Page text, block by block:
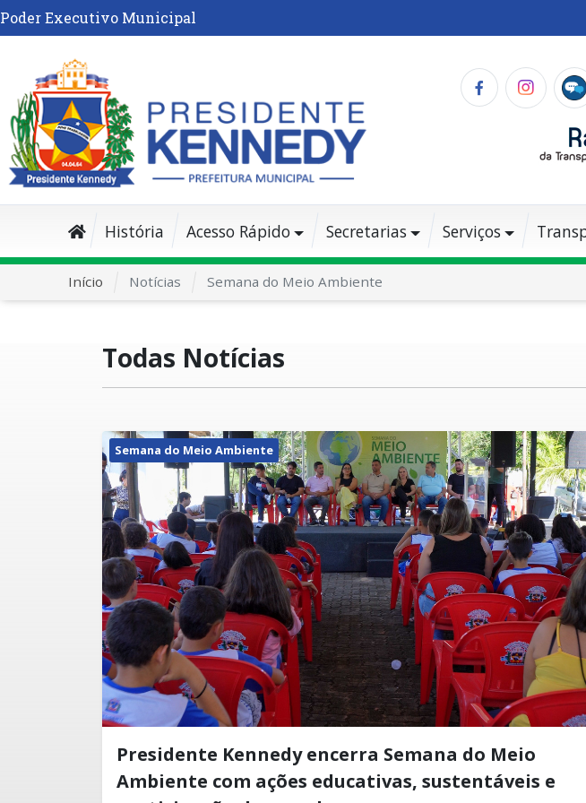
Poder Executivo Municipal
História Acesso Rápido Secretarias Serviços
Início Notícias Semana do Meio Ambiente
Todas Notícias
Semana do Meio Ambiente
Presidente Kennedy encerra Semana do Meio
Ambiente com ações educativas, sustentáveis e